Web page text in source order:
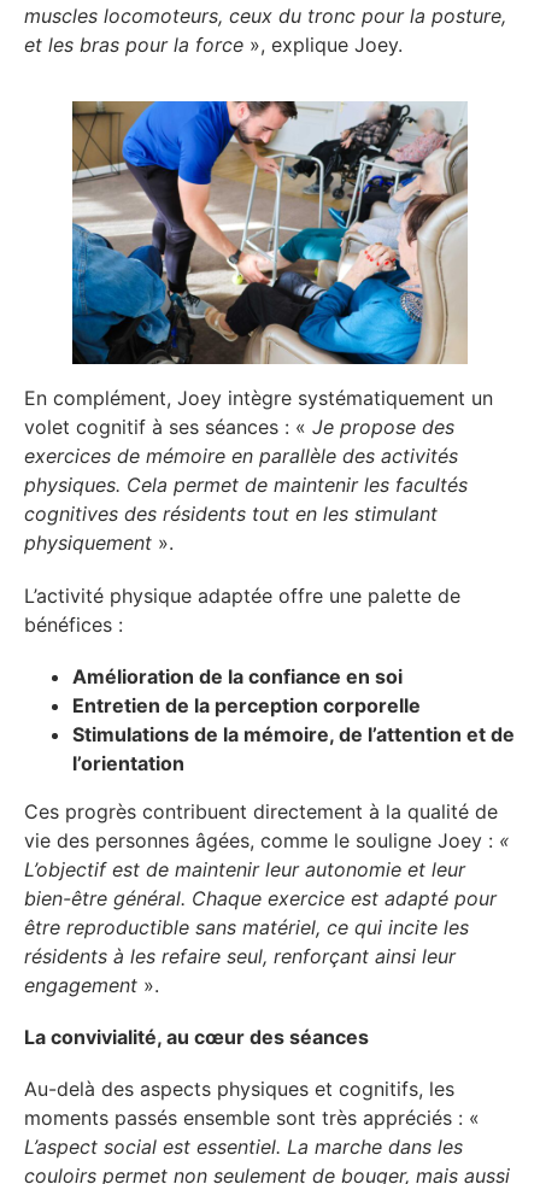
muscles locomoteurs, ceux du tronc pour la posture,
et les bras pour la force », explique Joey.
En complément, Joey intègre systématiquement un
volet cognitif à ses séances : « Je propose des
exercices de mémoire en parallèle des activités
physiques. Cela permet de maintenir les facultés
cognitives des résidents tout en les stimulant
physiquement ».
L’activité physique adaptée offre une palette de
bénéfices :
Amélioration de la confiance en soi
Entretien de la perception corporelle
Stimulations de la mémoire, de l’attention et de
l’orientation
Ces progrès contribuent directement à la qualité de
vie des personnes âgées, comme le souligne Joey : «
L’objectif est de maintenir leur autonomie et leur
bien-être général. Chaque exercice est adapté pour
être reproductible sans matériel, ce qui incite les
résidents à les refaire seul, renforçant ainsi leur
engagement ».
La convivialité, au cœur des séances
Au-delà des aspects physiques et cognitifs, les
moments passés ensemble sont très appréciés : «
L’aspect social est essentiel. La marche dans les
couloirs permet non seulement de bouger, mais aussi